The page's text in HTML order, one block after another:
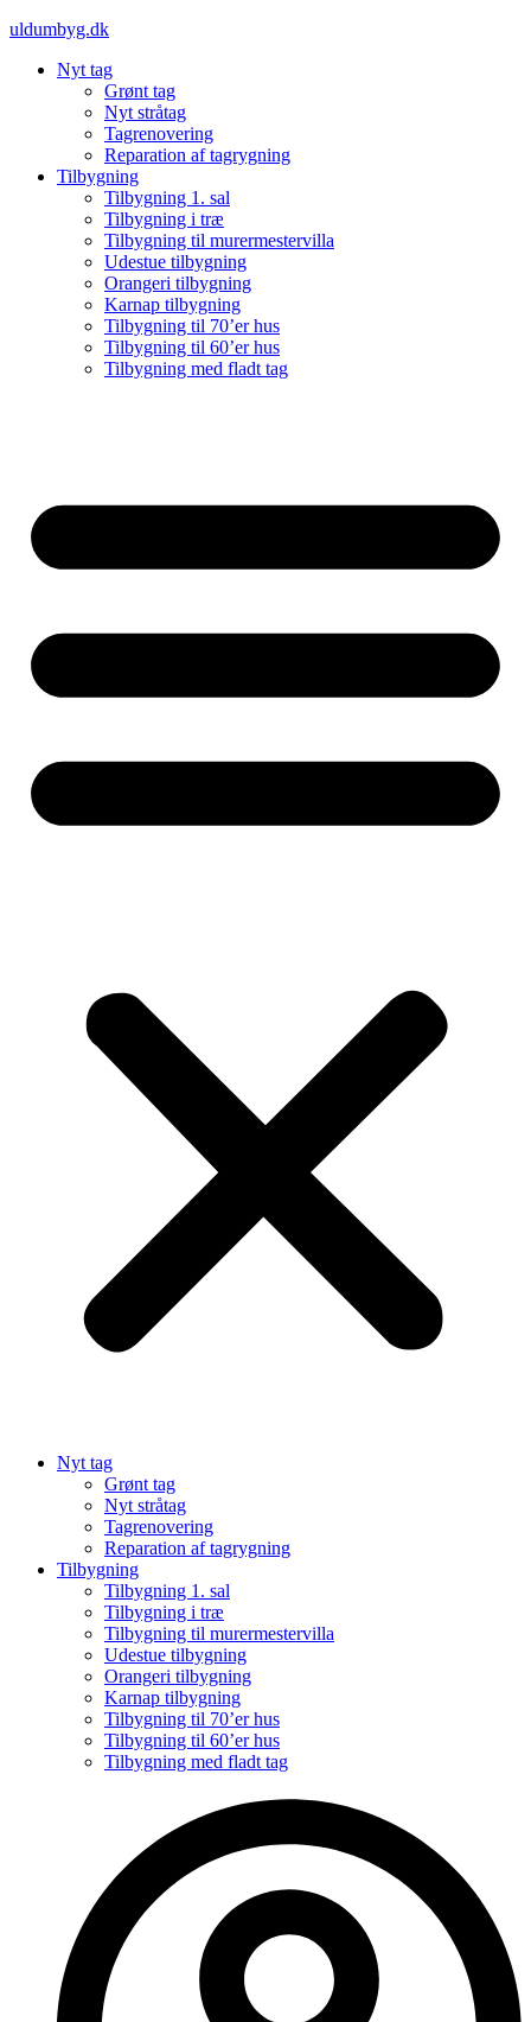
Videre
indhold
uldumbyg.dk
Nyt tag
Grønt tag
Nyt stråtag
Tagrenovering
Reparation af tagrygning
Tilbygning
Tilbygning 1. sal
Tilbygning i træ
Tilbygning til murermestervilla
Udestue tilbygning
Orangeri tilbygning
Karnap tilbygning
Tilbygning til 70’er hus
Tilbygning til 60’er hus
Tilbygning med fladt tag
Nyt tag
Grønt tag
Nyt stråtag
Tagrenovering
Reparation af tagrygning
Tilbygning
Tilbygning 1. sal
Tilbygning i træ
Tilbygning til murermestervilla
Udestue tilbygning
Orangeri tilbygning
Karnap tilbygning
Tilbygning til 70’er hus
Tilbygning til 60’er hus
Tilbygning med fladt tag